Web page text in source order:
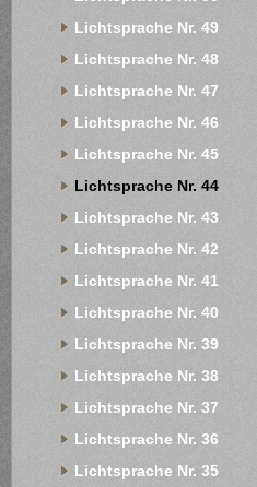
Lichtsprache Nr. 49
Lichtsprache Nr. 48
Lichtsprache Nr. 47
Lichtsprache Nr. 46
Lichtsprache Nr. 45
Lichtsprache Nr. 44
Lichtsprache Nr. 43
Lichtsprache Nr. 42
Lichtsprache Nr. 41
Lichtsprache Nr. 40
Lichtsprache Nr. 39
Lichtsprache Nr. 38
Lichtsprache Nr. 37
Lichtsprache Nr. 36
Lichtsprache Nr. 35